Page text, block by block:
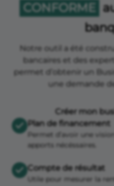
CONFORME
Notre outil a été
bancaires et des
permet d’obtenir un
une demande
Créer mon
Plan de financement
Permet d’avoir une
apports nécéssaires.
Compte de résultat
Utile pour mesurer la